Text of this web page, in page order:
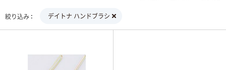
絞り込み デイトナ ハンドブラシ